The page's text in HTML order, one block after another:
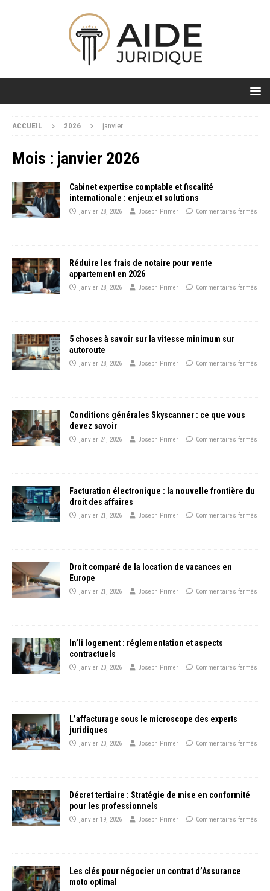
ACCUEIL 2026 janvier
Mois : janvier 2026
Cabinet expertise comptable et fiscalité
internationale : enjeux et solutions
janvier 28, 2026 Joseph Primer Commentaires fermés
Réduire les frais de notaire pour vente
appartement en 2026
janvier 28, 2026 Joseph Primer Commentaires fermés
5 choses à savoir sur la vitesse minimum sur
autoroute
janvier 28, 2026 Joseph Primer Commentaires fermés
Conditions générales Skyscanner : ce que vous
devez savoir
janvier 24, 2026 Joseph Primer Commentaires fermés
Facturation électronique : la nouvelle frontière du
droit des affaires
janvier 21, 2026 Joseph Primer Commentaires fermés
Droit comparé de la location de vacances en
Europe
janvier 21, 2026 Joseph Primer Commentaires fermés
In’li logement : réglementation et aspects
contractuels
janvier 20, 2026 Joseph Primer Commentaires fermés
L’affacturage sous le microscope des experts
juridiques
janvier 20, 2026 Joseph Primer Commentaires fermés
Décret tertiaire : Stratégie de mise en conformité
pour les professionnels
janvier 19, 2026 Joseph Primer Commentaires fermés
Les clés pour négocier un contrat d’Assurance
moto optimal